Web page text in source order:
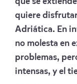
quiere
Adriática. En
no molesta en
problemas,
intensas, y el